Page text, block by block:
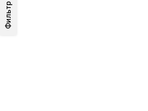
Фильтр